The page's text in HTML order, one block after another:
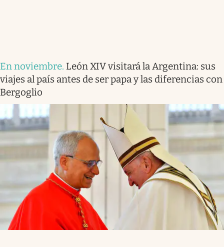
En noviembre. León XIV visitará la Argentina: sus
viajes al país antes de ser papa y las diferencias con
Bergoglio